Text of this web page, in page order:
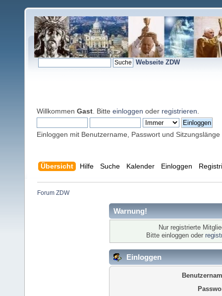
Webseite ZDW
Willkommen Gast . Bitte einloggen oder registrieren
Einloggen mit Benutzername, Passwort und Sitzungslänge
Übersicht Hilfe Suche Kalender Einloggen
Forum ZDW
Warnung!
Nur registrierte
Bitte einloggen oder
Einloggen